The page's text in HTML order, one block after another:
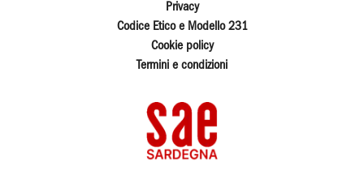
Privacy
Codice Etico e Modello 231
Cookie policy
Termini e condizioni